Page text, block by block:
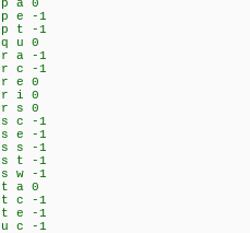
p a 0
p e -1
p t -1
q u 0
r a -1
r c -1
r e 0
r i 0
r s 0
s c -1
s e -1
s s -1
s t -1
s w -1
t a 0
t c -1
t e -1
u c -1